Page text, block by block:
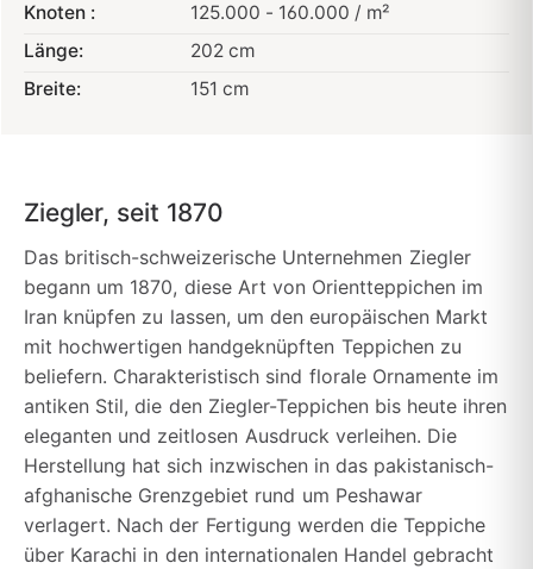
Knoten :
125.000 - 160.000 / m²
Länge:
202 cm
Breite:
151 cm
Ziegler, seit 1870
Das britisch-schweizerische Unternehmen Ziegler
begann um 1870, diese Art von Orientteppichen im
Iran knüpfen zu lassen, um den europäischen Markt
mit hochwertigen handgeknüpften Teppichen zu
beliefern. Charakteristisch sind florale Ornamente im
antiken Stil, die den Ziegler-Teppichen bis heute ihren
eleganten und zeitlosen Ausdruck verleihen. Die
Herstellung hat sich inzwischen in das pakistanisch-
afghanische Grenzgebiet rund um Peshawar
verlagert. Nach der Fertigung werden die Teppiche
über Karachi in den internationalen Handel gebracht